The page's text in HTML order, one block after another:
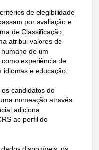
de elegibilidade
por avaliação e
de Classificação
atribui valores de
de um
experiência de
idiomas e educação.
candidatos do
nomeação através
adiciona
ao perfil do